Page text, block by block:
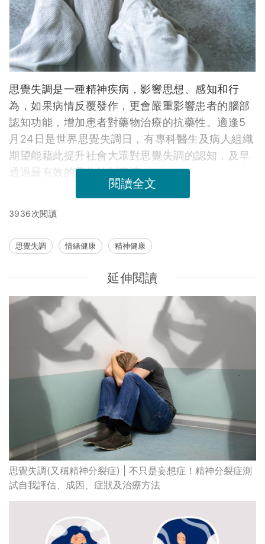
思覺失調是一種精神疾病，影響思想、感知和行
為，如果病情反覆發作，更會嚴重影響患者的腦部
認知功能，增加患者對藥物治療的抗藥性。適逢5
月24日是世界思覺失調日，有專科醫生及病人組織
期望能藉此提升社會大眾對思覺失調的認知，及早
透過最有效的藥物控制病情。
閱讀全文
3936次閱讀
思覺失調 情緒健康 精神健康
延伸閱讀
思覺失調(又稱精神分裂症) | 不只是妄想症！精神分裂症測
試自我評估、成因、症狀及治療方法